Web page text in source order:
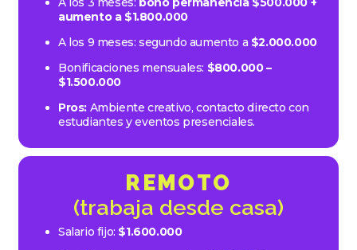
aumento a $1.800.000
A los 9 meses: segundo aumento a $2.000.000
Bonificaciones mensuales: $800.000 –
$1.500.000
Pros: Ambiente creativo, contacto directo con
estudiantes y eventos presenciales.
REMOTO
(trabaja desde casa)
Salario fijo: $1.600.000